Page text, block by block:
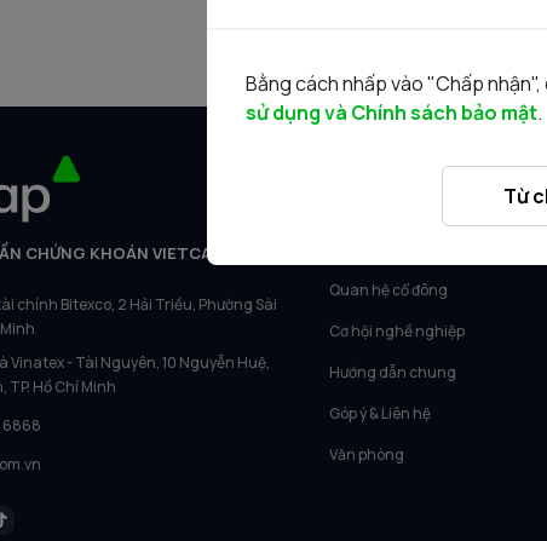
CHỨNG KHOÁN VIETCAP
chính Bitexco, 2 Hải Triều, Phường Sài
Vinatex - Tài Nguyên, 10 Nguyễn Huệ,
TP. Hồ Chí Minh
6868
Quan hệ cổ đông
Cơ hội nghề nghiệp
Hướng dẫn chung
Góp ý & Liên hệ
Văn phòng
Bằng cách nhấp vào "Chấp nhận",
sử dụng và Chính sách bảo mật.
Từ